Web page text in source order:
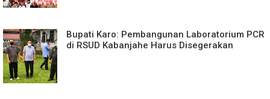
Bupati Karo: Pembangunan Laboratorium PCR
di RSUD Kabanjahe Harus Disegerakan